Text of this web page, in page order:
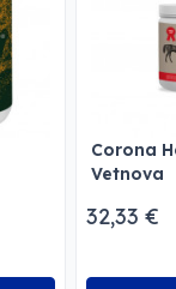
Corona
Vetnova
32,33 €